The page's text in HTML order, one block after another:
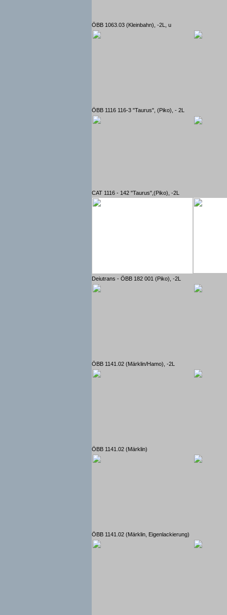
ÖBB 1063.03 (Kleinbahn), -2L, u
ÖBB 1116 116-3 "Taurus", (Piko), - 2L
CAT 1116 - 142 "Taurus",(Piko), -2L
Deiutrans - ÖBB 182 001 (Piko), -2L
ÖBB 1141.02 (Märklin/Hamo), -2L
ÖBB 1141.02 (Märklin)
ÖBB 1141.02 (Märklin, Eigenlackierung)